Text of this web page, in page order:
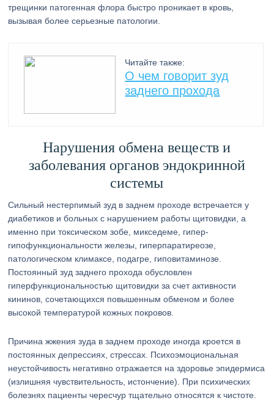
трещинки патогенная флора быстро проникает в кровь,
вызывая более серьезные патологии.
Читайте также:
О чем говорит зуд
заднего прохода
Нарушения обмена веществ и
заболевания органов эндокринной
системы
Сильный нестерпимый зуд в заднем проходе встречается у
диабетиков и больных с нарушением работы щитовидки, а
именно при токсическом зобе, микседеме, гипер-
гипофункциональности железы, гиперпаратиреозе,
патологическом климаксе, подагре, гиповитаминозе.
Постоянный зуд заднего прохода обусловлен
гиперфункциональностью щитовидки за счет активности
кининов, сочетающихся повышенным обменом и более
высокой температурой кожных покровов.
Причина жжения зуда в заднем проходе иногда кроется в
постоянных депрессиях, стрессах. Психоэмоциональная
неустойчивость негативно отражается на здоровье эпидермиса
(излишняя чувствительность, истончение). При психических
болезнях пациенты чересчур тщательно относятся к чистоте.